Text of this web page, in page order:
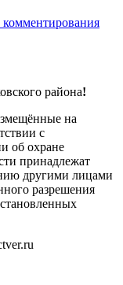
района!
на
с
об охране
принадлежат
другими лицами
разрешения